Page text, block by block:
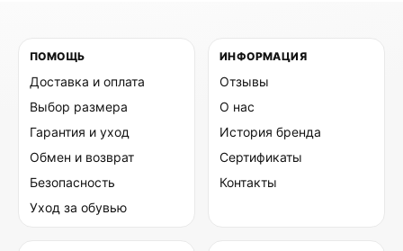
ПОМОЩЬ
Доставка и оплата
Выбор размера
Гарантия и уход
Обмен и возврат
Безопасность
Уход за обувью
ИНФОРМАЦИЯ
Отзывы
О нас
История бренда
Сертификаты
Контакты